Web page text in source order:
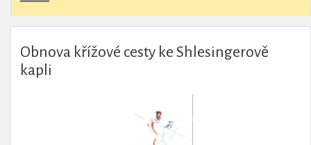
Obnova křížové cesty ke Shlesingerově
kapli